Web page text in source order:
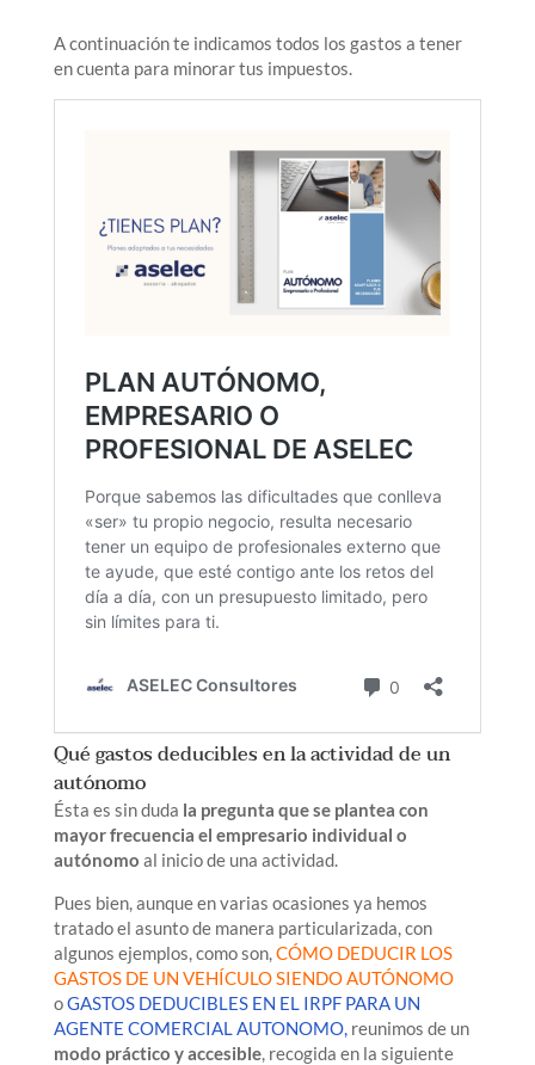
A continuación te indicamos todos los gastos a tener
en cuenta para minorar tus impuestos.
Qué gastos deducibles en la actividad de un
autónomo
Ésta es sin duda la pregunta que se plantea con
mayor frecuencia el empresario individual o
autónomo al inicio de una actividad.
Pues bien, aunque en varias ocasiones ya hemos
tratado el asunto de manera particularizada, con
algunos ejemplos, como son,CÓMO DEDUCIR LOS
GASTOS DE UN VEHÍCULO SIENDO AUTÓNOMO
oGASTOS DEDUCIBLES EN EL IRPF PARA UN
AGENTE COMERCIAL AUTONOMO,reunimos de un
modo práctico y accesible, recogida en la siguiente